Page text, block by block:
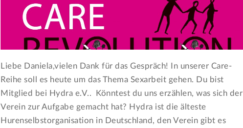
Liebe Daniela,vielen Dank für das Gespräch! In unserer Care-
Reihe soll es heute um das Thema Sexarbeit gehen. Du bist
Mitglied bei Hydra e.V.. Könntest du uns erzählen, was sich der
Verein zur Aufgabe gemacht hat? Hydra ist die älteste
Hurenselbstorganisation in Deutschland, den Verein gibt es